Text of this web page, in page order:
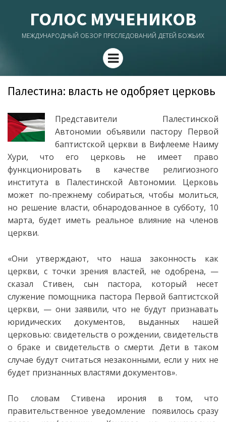
ГОЛОС МУЧЕНИКОВ
МЕЖДУНАРОДНЫЙ ОБЗОР ПРЕСЛЕДОВАНИЙ ДЕТЕЙ БОЖЬИХ
Menu
Палестина: власть не одобряет церковь
Представители Палестинской
Автономии объявили пастору Первой
баптистской церкви в Вифлееме Наиму
Хури, что его церковь не имеет право
функционировать в качестве религиозного
института в Палестинской Автономии. Церковь
может по-прежнему собираться, чтобы молиться,
но решение власти, обнародованное в субботу, 10
марта, будет иметь реальное влияние на членов
церкви.
«Они утверждают, что наша законность как
церкви, с точки зрения властей, не одобрена, —
сказал Стивен, сын пастора, который несет
служение помощника пастора Первой баптистской
церкви, — они заявили, что не будут признавать
юридических документов, выданных нашей
церковью: свидетельств о рождении, свидетельств
о браке и свидетельств о смерти. Дети в таком
случае будут считаться незаконными, если у них не
будет признанных властями документов».
По словам Стивена ирония в том, что
правительственное уведомление появилось сразу